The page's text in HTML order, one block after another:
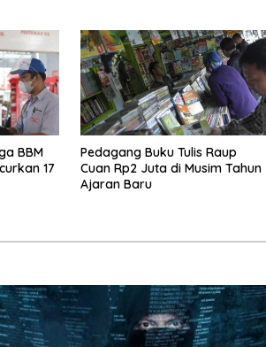
BBM
17
Pedagang Buku Tulis Raup
Cuan Rp2 Juta di Musim Tahun
Ajaran Baru